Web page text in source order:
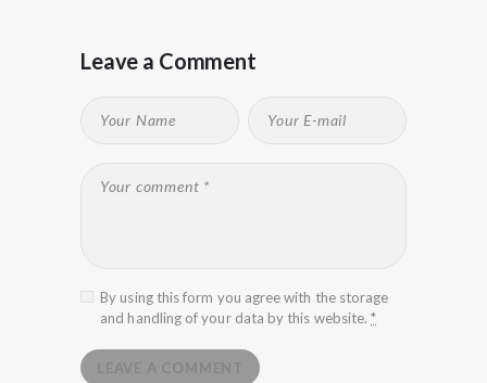
Leave a Comment
By using this form you agree with the storage
and handling of your data by this website.*